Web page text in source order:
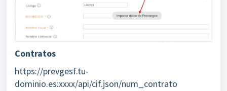
Contratos
https://prevgesf.tu-
dominio.es:xxxx/api/cif.json/num_contrato